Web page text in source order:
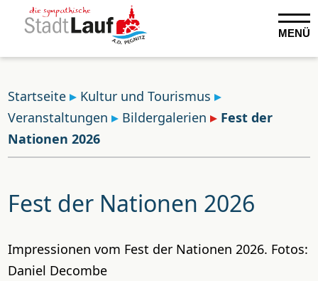
MENÜ
Startseite
Kultur und Tourismus
Veranstaltungen
Bildergalerien
Fest der
Nationen 2026
Fest der Nationen 2026
Impressionen vom Fest der Nationen 2026. Fotos:
Daniel Decombe